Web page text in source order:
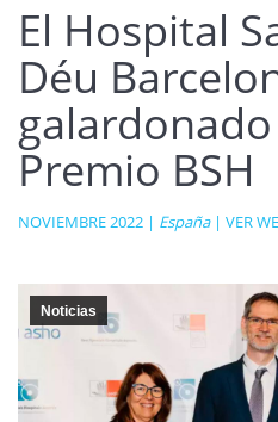
El Hospital
Déu
Premio BSH
NOVIEMBRE 2022 | España| VER
Noticias